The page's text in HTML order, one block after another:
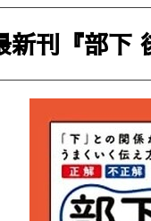
刊『部下